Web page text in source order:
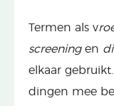
Termen als v
screeningen
elkaar
dingen mee